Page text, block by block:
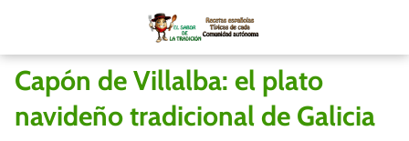
Capón de Villalba: el plato
navideño tradicional de Galicia